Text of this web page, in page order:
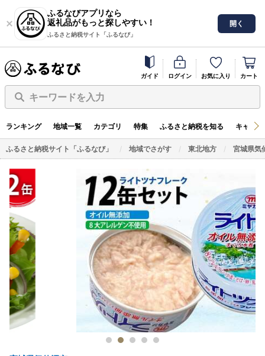
ふるなびアプリなら
返礼品がもっと探しやすい！
ふるさと納税サイト「ふるなび」
開く
ガイド ログイン お気に入り カート
キーワードを入力
ランキング 地域一覧 カテゴリ 特集 ふるさと納税を知る キャン
ふるさと納税サイト「ふるなび」 地域でさがす 東北地方 宮城県気